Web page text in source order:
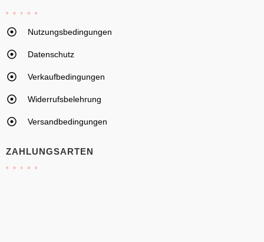
Nutzungsbedingungen
Datenschutz
Verkaufbedingungen
Widerrufsbelehrung
Versandbedingungen
ZAHLUNGSARTEN